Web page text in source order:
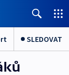
SLEDOVAT